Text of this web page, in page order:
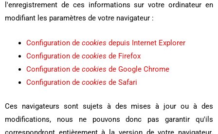
l'enregistrement de ces informations sur votre ordinateur en
modifiant les paramètres de votre navigateur :
Configuration de cookies depuis Internet Explorer
Configuration de cookies de Firefox
Configuration de cookies de Google Chrome
Configuration de cookies de Safari
Ces navigateurs sont sujets à des mises à jour ou à des
modifications, nous ne pouvons donc pas garantir qu'ils